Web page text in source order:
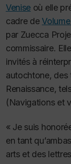
Venise où elle
cadre de
par Zuecca
commissaire.
invités à
autochtone, des
Renaissance,
(Navigations et
« Je suis
en tant
arts et des